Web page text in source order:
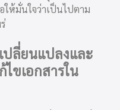
ให้มั่นใจว่าเป็นไปตาม
ปลี่ยนแปลงและ
ขเอกสารใน